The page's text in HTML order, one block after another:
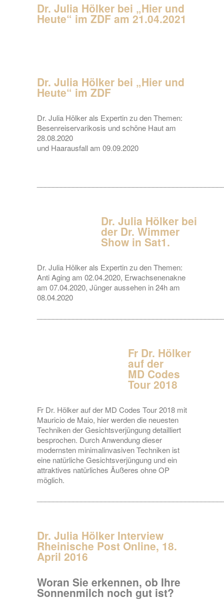
Dr. Julia Hölker bei „Hier und
Heute“ im ZDF am 21.04.2021
Dr. Julia Hölker bei „Hier und
Heute“ im ZDF
Dr. Julia Hölker als Expertin zu den Themen:
Besenreiservarikosis und schöne Haut am
28.08.2020
und Haarausfall am 09.09.2020
Dr. Julia Hölker bei
der Dr. Wimmer
Show in Sat1.
Dr. Julia Hölker als Expertin zu den Themen:
Anti Aging am 02.04.2020, Erwachsenenakne
am 07.04.2020, Jünger aussehen in 24h am
08.04.2020
Fr Dr. Hölker
auf der
MD Codes
Tour 2018
Fr Dr. Hölker auf der MD Codes Tour 2018 mit
Mauricio de Maio, hier werden die neuesten
Techniken der Gesichtsverjüngung detailliert
besprochen. Durch Anwendung dieser
modernsten minimalinvasiven Techniken ist
eine natürliche Gesichtsverjüngung und ein
attraktives natürliches Äußeres ohne OP
möglich.
Dr. Julia Hölker Interview
Rheinische Post Online, 18.
April 2016
Woran Sie erkennen, ob Ihre
Sonnenmilch noch gut ist?